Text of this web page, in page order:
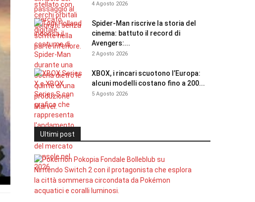
4 Agosto 2026
Spider-Man riscrive la storia del
cinema: battuto il record di
Avengers:...
2 Agosto 2026
XBOX, i rincari scuotono l’Europa:
alcuni modelli costano fino a 200...
5 Agosto 2026
Ultimi post